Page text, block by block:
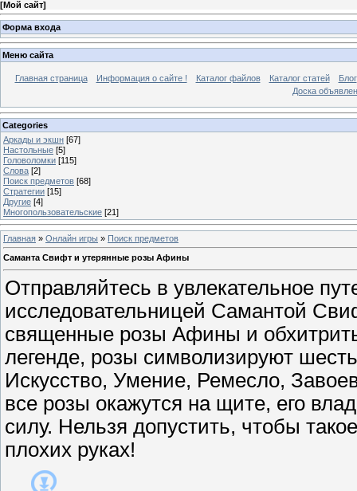
[Мой сайт]
Форма входа
Меню сайта
Главная страница Информация о сайте ! Каталог файлов Каталог статей
Блог
Доска
Categories
Аркады и экшн [67]
Настольные [5]
Головоломки [115]
Слова [2]
Поиск предметов [68]
Стратегии [15]
Другие [4]
Многопользовательские [21]
Главная » Онлайн игры » Поиск предметов
Саманта Свифт и утерянные розы Афины
Отправляйтесь в увлекательное
исследовательницей Самантой
священные розы Афины и
легенде, розы символизируют
Искусство, Умение, Ремесло,
все розы окажутся на щите, его
силу. Нельзя допустить, чтобы
плохих руках!